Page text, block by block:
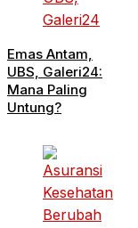
Emas Antam,
UBS, Galeri24:
Mana Paling
Untung?